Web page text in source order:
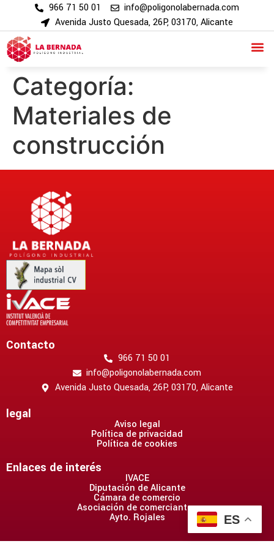
966 71 50 01
info@poligonolabernada.com
Avenida Justo Quesada, 26P, 03170, Alicante
Categoría:
Materiales de
construcción
Contacto
966 71 50 01
info@poligonolabernada.com
Avenida Justo Quesada, 26P, 03170, Alicante
legal
Aviso legal
Política de privacidad
Política de cookies
Enlaces de interés
IVACE
Diputación de Alicante
Cámara de comercio
Asociación de comerciantes
Ayto. Rojales ES